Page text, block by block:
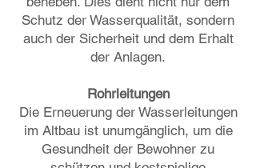
Schutz der Wasserqualität, sondern
auch der Sicherheit und dem Erhalt
der Anlagen.
Rohrleitungen
Die Erneuerung der Wasserleitungen
im Altbau ist unumgänglich, um die
Gesundheit der Bewohner zu